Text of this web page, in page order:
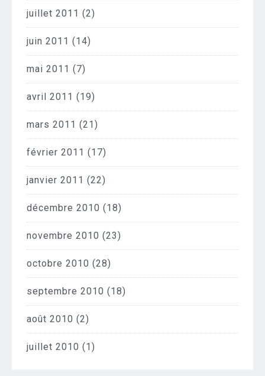
juillet 2011 (2)
juin 2011 (14)
mai 2011 (7)
avril 2011 (19)
mars 2011 (21)
février 2011 (17)
janvier 2011 (22)
décembre 2010 (18)
novembre 2010 (23)
octobre 2010 (28)
septembre 2010 (18)
août 2010 (2)
juillet 2010 (1)